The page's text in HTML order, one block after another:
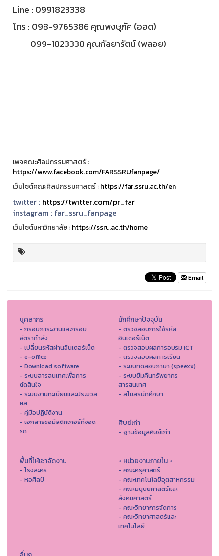
Line : 0991823338
โทร : 098-9765386 คุณพงษุภัค (ออด)
099-1823338 คุณกัลยารัตน์ (พลอย)
เพจคณะศิลปกรรมศาสตร์ :
https://www.facebook.com/FARSSRUfanpage/
เว็บไซต์คณะศิลปกรรมศาสตร์ :https://far.ssru.ac.th/en
twitter : https://twitter.com/pr_far
instagram : far_ssru_fanpage
เว็บไซต์มหาวิทยาลัย :https://ssru.ac.th/home
Email
บุคลากร
- กรอบภาระงานและกรอบ
อัตรากำลัง
- เปลี่ยนรหัสผ่านอินเตอร์เน็ต
- e-office
- Download software
- ระบบสารสนเทศเพื่อการ
ตัดสินใจ
- ระบบงานทะเบียนและประมวล
ผล
- คู่มือปฏิบัติงาน
- เอกสารขอมีสติกเกอร์ที่จอด
รถ
นักศึกษาปัจจุบัน
- ตรวจสอบการใช้รหัส
อินเตอร์เน็ต
- ตรวจสอบผลการอบรม ICT
- ตรวจสอบผลการเรียน
- ระบบทดสอบภาษา (speexx)
- ระบบยืมคืนทรัพยากร
สารสนเทศ
- สโมสรนักศึกษา
ศิษย์เก่า
- ฐานข้อมูลศิษย์เก่า
พื้นที่ให้เช่าจัดงาน
- โรงละคร
- หอศิลป์
+ หน่วยงานภายใน +
- คณะครุศาสตร์
- คณะเทคโนโลยีอุตสาหกรรม
- คณะมนุษยศาสตร์และ
สังคมศาสตร์
- คณะวิทยาการจัดการ
- คณะวิทยาศาสตร์และ
เทคโนโลยี